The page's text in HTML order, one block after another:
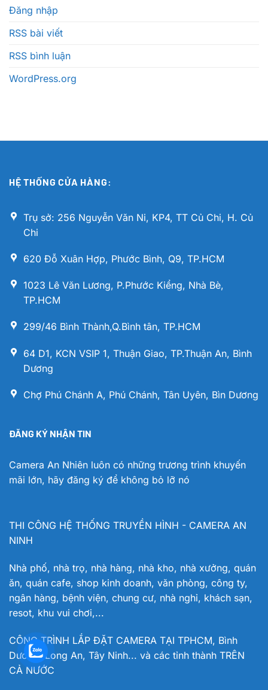
Đăng nhập
RSS bài viết
RSS bình luận
WordPress.org
HỆ THỐNG CỬA HÀNG:
Trụ sở: 256 Nguyễn Văn Ni, KP4, TT Củ Chi, H. Củ
Chi
620 Đỗ Xuân Hợp, Phước Bình, Q9, TP.HCM
1023 Lê Văn Lương, P.Phước Kiểng, Nhà Bè,
TP.HCM
299/46 Bình Thành,Q.Bình tân, TP.HCM
64 D1, KCN VSIP 1, Thuận Giao, TP.Thuận An, Bình
Dương
Chợ Phú Chánh A, Phú Chánh, Tân Uyên, Bìn Dương
ĐĂNG KÝ NHẬN TIN
Camera An Nhiên luôn có những trương trình khuyến
mãi lớn, hãy đăng ký để không bỏ lỡ nó
THI CÔNG HỆ THỐNG TRUYỀN HÌNH - CAMERA AN
NINH
Nhà phố, nhà trọ, nhà hàng, nhà kho, nhà xưởng, quán
ăn, quán cafe, shop kinh doanh, văn phòng, công ty,
ngân hàng, bệnh viện, chung cư, nhà nghỉ, khách sạn,
resot, khu vui chơi,...
CÔNG TRÌNH LẮP ĐẶT CAMERA TẠI TPHCM, Bình
Dương, Long An, Tây Ninh... và các tỉnh thành TRÊN
CẢ NƯỚC